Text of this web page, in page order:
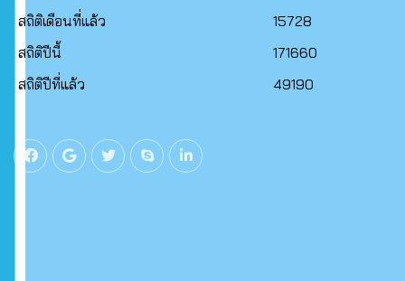
สถิติเดือนที่แล้ว
15728
สถิติปีนี้
171660
สถิติปีที่แล้ว
49190